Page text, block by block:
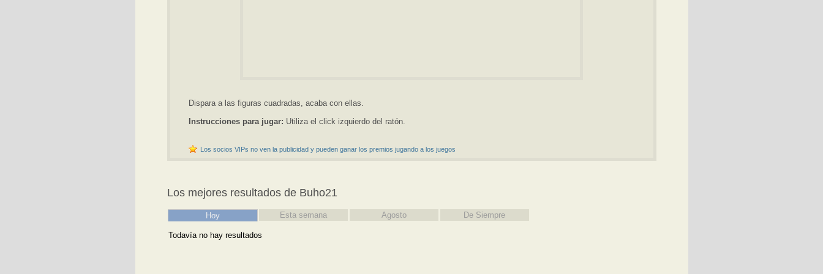
Dispara a las figuras cuadradas, acaba con ellas.
Instrucciones para jugar: Utiliza el click izquierdo del ratón.
Los socios VIPs no ven la publicidad y pueden ganar los premios jugando a los juegos
Los mejores resultados de Buho21
Hoy Esta semana Agosto De Siempre
Todavía no hay resultados